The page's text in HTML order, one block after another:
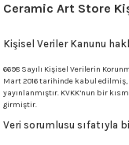
999-1305 °C
- 1046 °C
1046 °C
Sırlar 1190 - 1230 °C
- 1230 °C
Ceramic Art Store
Kişisel Veriler Kanunu
6698 Sayılı Kişisel Verilerin
Mart 2016 tarihinde kabul edilmiş,
yayınlanmıştır. KVKK’nun bir
girmiştir.
Veri sorumlusu sıfatıyla